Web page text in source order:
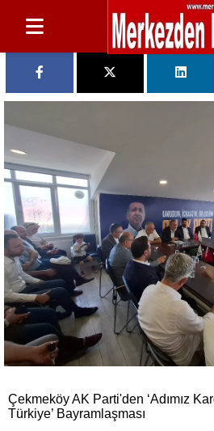
Çekmeköy AK Parti'den ‘Adımız
Türkiye’ Bayramlaşması